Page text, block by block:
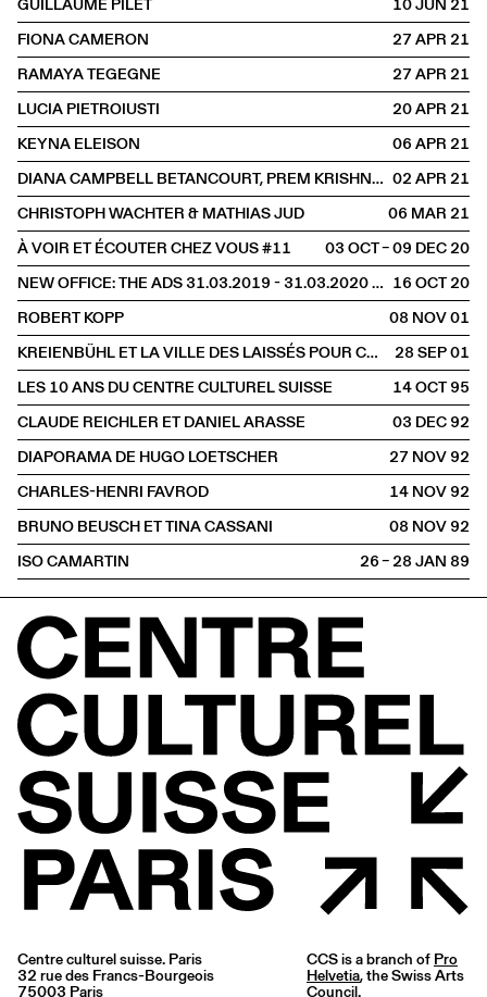
GUILLAUME PILET
10 JUN2021
FIONA CAMERON
27 APR2021
RAMAYA TEGEGNE
27 APR2021
LUCIA PIETROIUSTI
20 APR2021
KEYNA ELEISON
06 APR2021
DIANA CAMPBELL BETANCOURT, PREM KRISHNAMURTHY, DRIES RODET, INTEZA SHARIAR & NINA PAIM 02 APR2021
CHRISTOPH WACHTER & MATHIAS JUD
06 MAR2021
À VOIR ET ÉCOUTER CHEZ VOUS #11
03 OCT – 09 DEC2020
NEW OFFICE: THE ADS 31.03.2019 - 31.03.2020 DE FLORENCE JUNG 16 OCT2020
ROBERT KOPP
08 NOV2001
KREIENBÜHL ET LA VILLE DES LAISSÉS POUR COMPTE
28 SEP2001
LES 10 ANS DU CENTRE CULTUREL SUISSE
14 OCT1995
CLAUDE REICHLER ET DANIEL ARASSE
03 DEC1992
DIAPORAMA DE HUGO LOETSCHER
27 NOV1992
CHARLES-HENRI FAVROD
14 NOV1992
BRUNO BEUSCH ET TINA CASSANI
08 NOV1992
ISO CAMARTIN
26 – 28 JAN1989
Centre culturel suisse. Paris
32 rue des Francs-Bourgeois
75003 Paris
CCS is a branch of Pro
Helvetia, the Swiss Arts
Council.